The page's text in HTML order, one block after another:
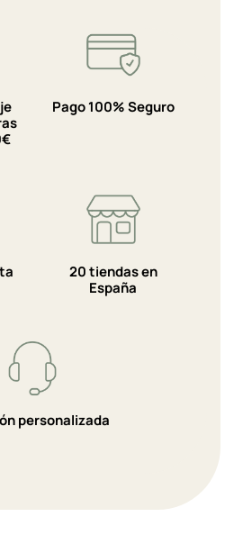
Pago 100% Seguro
20 tiendas en
España
personalizada